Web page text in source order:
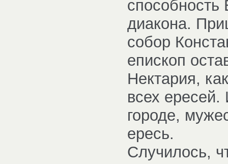
способность
диакона.
собор
епископ
Нектария,
всех ересей.
городе,
ересь.
Случилось,